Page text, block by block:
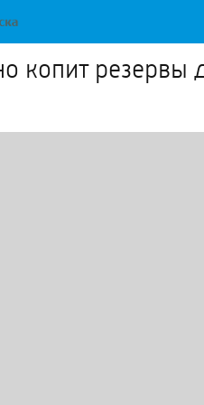
копит резервы